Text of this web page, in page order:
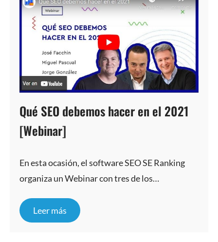
Qué SEO debemos hacer en el 2021
[Webinar]
En esta ocasión, el software SEO SE Ranking
organiza un Webinar con tres de los…
Leer más